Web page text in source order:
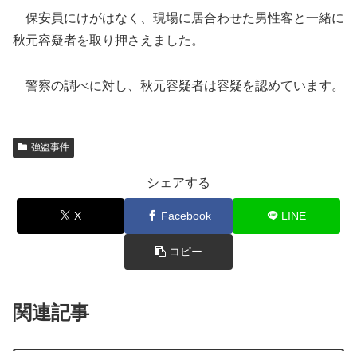
保安員にけがはなく、現場に居合わせた男性客と一緒に
秋元容疑者を取り押さえました。
警察の調べに対し、秋元容疑者は容疑を認めています。
強盗事件
シェアする
X Facebook LINE
コピー
関連記事